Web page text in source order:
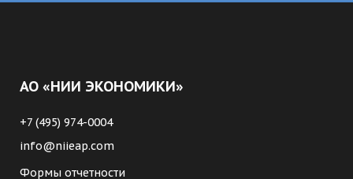
АО «НИИ ЭКОНОМИКИ»
+7 (495) 974-0004
info@niieap.com
Формы отчетности